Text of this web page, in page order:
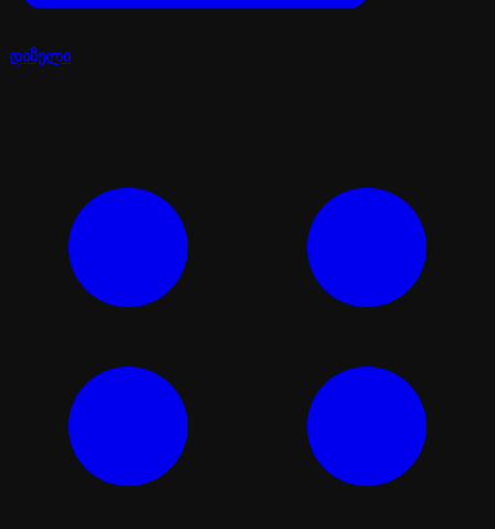
დიზელი